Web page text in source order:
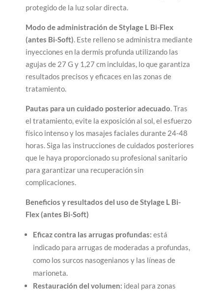
protegido de la luz solar directa.
Modo de administración de Stylage L Bi-Flex
(antes Bi-Soft). Este relleno se administra mediante
inyecciones en la dermis profunda utilizando las
agujas de 27 G y 1,27 cm incluidas, lo que garantiza
resultados precisos y eficaces en las zonas de
tratamiento.
Pautas para un cuidado posterior adecuado. Tras
el tratamiento, evite la exposición al sol, el esfuerzo
físico intenso y los masajes faciales durante 24-48
horas. Siga las instrucciones de cuidados posteriores
que le haya proporcionado su profesional sanitario
para garantizar una recuperación sin
complicaciones.
Beneficios y resultados del uso de Stylage L Bi-
Flex (antes Bi-Soft)
Eficaz contra las arrugas profundas: está
indicado para arrugas de moderadas a profundas,
como los surcos nasogenianos y las líneas de
marioneta.
Restauración del volumen: ideal para zonas